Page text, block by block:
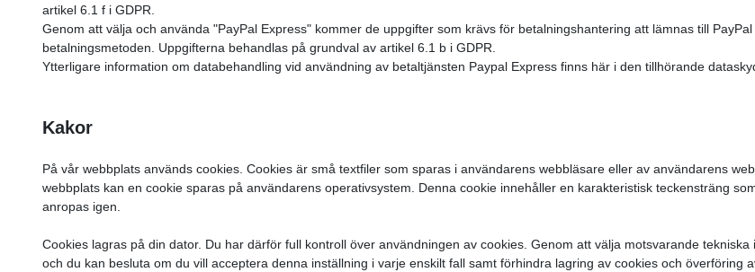
artikel 6.1 f i GDPR.
Genom att välja och använda "PayPal Express" kommer de uppgifter som krävs för betalningshantering att lämnas till
betalningsmetoden. Uppgifterna behandlas på grundval av artikel 6.1 b i GDPR.
Ytterligare information om databehandling vid användning av betaltjänsten Paypal Express finns här i den tillhörande
Kakor
På vår webbplats används cookies. Cookies är små textfiler som sparas i användarens webbläsare eller av användarens
webbplats kan en cookie sparas på användarens operativsystem. Denna cookie innehåller en karakteristisk teckensträng
anropas igen.
Cookies lagras på din dator. Du har därför full kontroll över användningen av cookies. Genom att välja motsvarande
och du kan besluta om du vill acceptera denna inställning i varje enskilt fall samt förhindra lagring av cookies och överföring